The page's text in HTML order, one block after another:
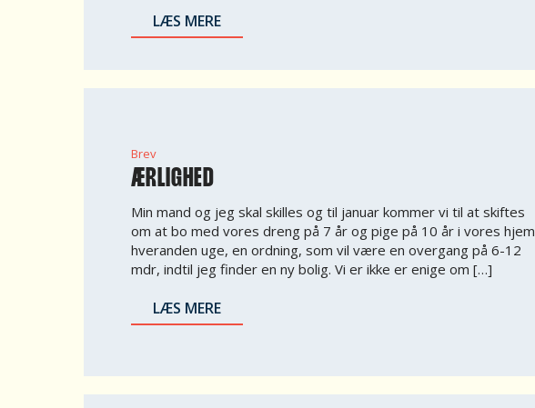
LÆS MERE
Brev
ÆRLIGHED
Min mand og jeg skal skilles og til januar kommer vi til at skiftes
om at bo med vores dreng på 7 år og pige på 10 år i vores hjem
hveranden uge, en ordning, som vil være en overgang på 6-12
mdr, indtil jeg finder en ny bolig. Vi er ikke er enige om […]
LÆS MERE